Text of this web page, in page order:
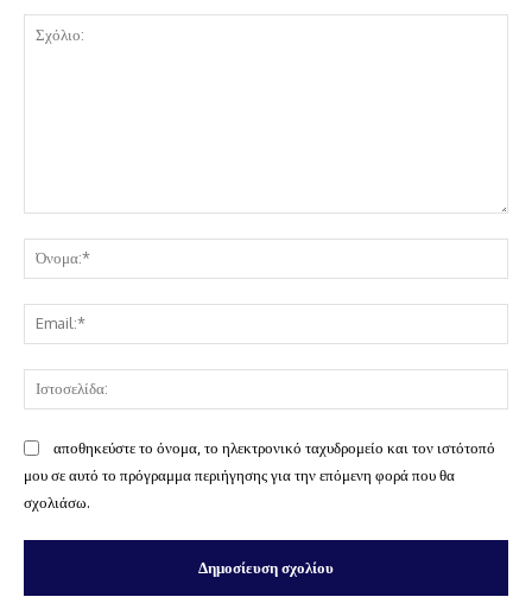
αποθηκεύστε το όνομα, το ηλεκτρονικό ταχυδρομείο και τον ιστότοπό
μου σε αυτό το πρόγραμμα περιήγησης για την επόμενη φορά που θα
σχολιάσω.